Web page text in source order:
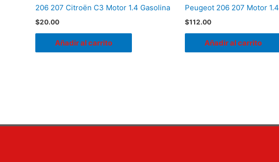
206 207 Citroën C3 Motor 1.4 Gasolina
$20.00
Añadir al carrito
Peugeot 206 207 Motor 1.4
$112.00
Añadir al carrito